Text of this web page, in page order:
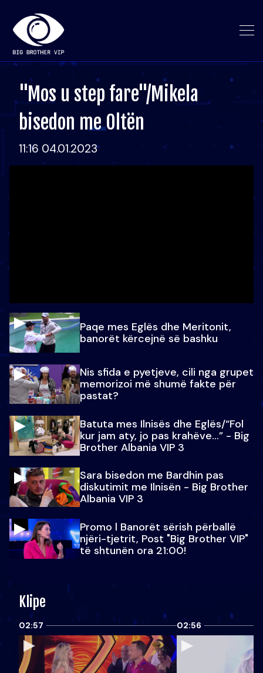
"Mos u step fare"/Mikela
bisedon me Oltën
11:16 04.01.2023
Paqe mes Eglës dhe Meritonit,
banorët kërcejnë së bashku
Nis sfida e pyetjeve, cili nga grupet
memorizoi më shumë fakte për
pastat?
Batuta mes Ilnisës dhe Eglës/“Fol
kur jam aty, jo pas krahëve…” - Big
Brother Albania VIP 3
Sara bisedon me Bardhin pas
diskutimit me Ilnisën - Big Brother
Albania VIP 3
Promo l Banorët sërish përballë
njëri-tjetrit, Post "Big Brother VIP"
të shtunën ora 21:00!
Klipe
02:57 02:56